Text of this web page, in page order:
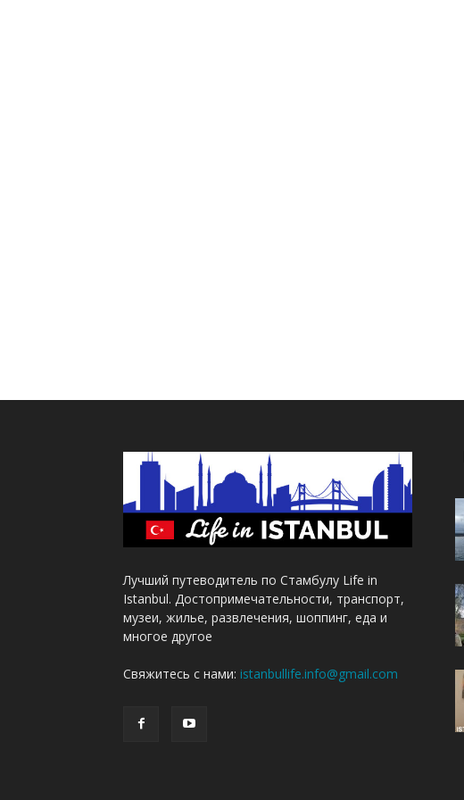
Лучший путеводитель по Стамбулу Life in
Istanbul. Достопримечательности, транспорт,
музеи, жилье, развлечения, шоппинг, еда и
многое другое
Свяжитесь с нами: istanbullife.info@gmail.com